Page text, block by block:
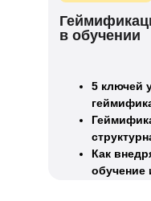
в обучении
5 ключей
Как
обучение